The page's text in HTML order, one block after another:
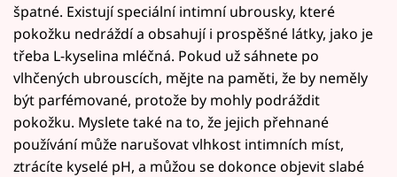
špatné. Existují speciální intimní ubrousky, které
pokožku nedráždí a obsahují i prospěšné látky, jako je
třeba L-kyselina mléčná. Pokud už sáhnete po
vlhčených ubrouscích, mějte na paměti, že by neměly
být parfémované, protože by mohly podráždit
pokožku. Myslete také na to, že jejich přehnané
používání může narušovat vlhkost intimních míst,
ztrácíte kyselé pH, a můžou se dokonce objevit slabé